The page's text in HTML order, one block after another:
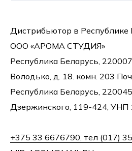
Дистрибьютор в Республике
ООО «АРОМА СТУДИЯ»
Республика Беларусь,
Володько, д. 18. комн. 203
Республика Беларусь,
Дзержинского, 119-424, УНП
+375 33 6676790, тел (017)